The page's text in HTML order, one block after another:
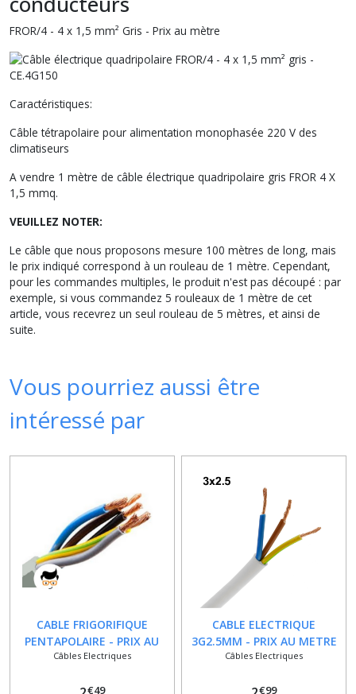
FROR/4 - 4 x 1,5 mm² Gris - Prix au mètre
Caractéristiques:
Câble tétrapolaire pour alimentation monophasée 220 V des
climatiseurs
A vendre 1 mètre de câble électrique quadripolaire gris FROR 4 X
1,5 mmq.
VEUILLEZ NOTER:
Le câble que nous proposons mesure 100 mètres de long, mais
le prix indiqué correspond à un rouleau de 1 mètre. Cependant,
pour les commandes multiples, le produit n'est pas découpé : par
exemple, si vous commandez 5 rouleaux de 1 mètre de cet
article, vous recevrez un seul rouleau de 5 mètres, et ainsi de
suite.
Vous pourriez aussi être
intéressé par
CABLE FRIGORIFIQUE
PENTAPOLAIRE - PRIX AU
METRE
Câbles Electriques
€49
CABLE ELECTRIQUE
3G2.5MM - PRIX AU METRE
Câbles Electriques
€99